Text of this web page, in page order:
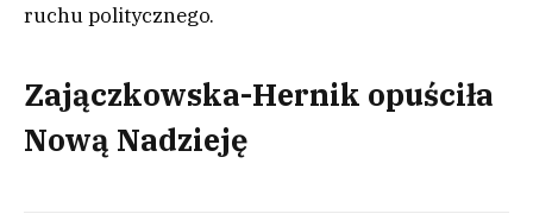
ruchu politycznego.
Zajączkowska-Hernik opuściła
Nową Nadzieję